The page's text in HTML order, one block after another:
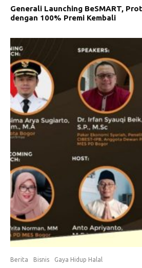
Generali Launching BeSMART,
dengan 100% Premi Kembali
Berita Bisnis Gaya Hidup Halal